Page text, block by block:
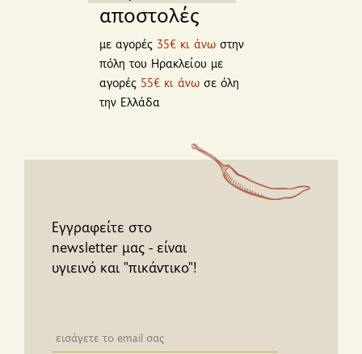
αποστολές
με αγορές 35€ κι άνω στην
πόλη του Ηρακλείου με
αγορές 55€ κι άνω σε όλη
την Ελλάδα
Εγγραφείτε στο
newsletter μας - είναι
υγιεινό και "πικάντικο"!
Newsletter email input field